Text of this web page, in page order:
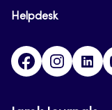
Helpdesk
Facebook